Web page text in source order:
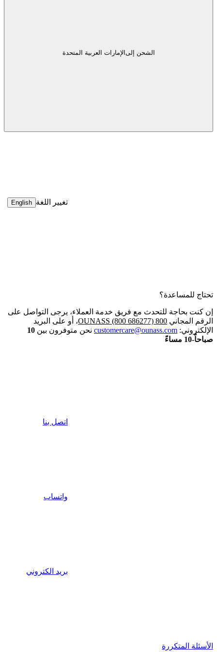
الشحن إلىالإمارات العربية المتحدة
تغيير اللغة English
تحتاج للمساعدة؟
إن كنت بحاجة للتحدث مع فريق خدمة العملاء، يرجى التواصل على
الرقم المجاني 800 OUNASS (800 686277)
، أو على البريد
الإلكتروني: customercare@ounass.com نحن متوفرون بين 10
صباحاً-10 مساءً
اتصل بنا
واتساب
بريد الكتروني
الأسئلة المتكررة